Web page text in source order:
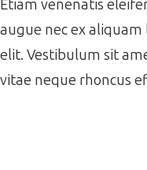
Etiam venenatis
augue nec ex
elit. Vestibulum sit
vitae neque rhoncus